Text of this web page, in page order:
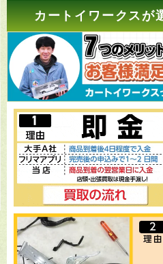
カートイワークスが